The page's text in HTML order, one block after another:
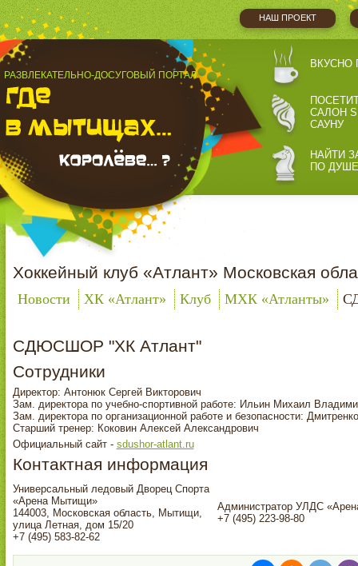
НАШ ПРОЕКТ
РАЗВЛЕКАТЕЛЬНО-ДОСУГОВЫЙ ПОРТАЛ
ВКУСНО
САЛОН
САУНУ
НАЙТИ
ПО ДУШЕ
Хоккейный клуб «Атлант» Московская
Новости ХК «Атлант» Клуб МХК «Атланты»
СДЮСШОР "ХК Атлант"
Сотрудники
Директор: Антонюк Сергей Викторович
Зам. директора по учебно-спортивной работе: Ильин Михаил
Зам. директора по организационной работе и безопасности:
Старший тренер: Коковин Алексей Александрович
Официальный сайт - sdushor-atlant.ru
Контактная информация
Универсальный ледовый Дворец Спорта
«Арена Мытищи»
144003, Московская область, Мытищи,
улица Летная, дом 15/20
+7 (495) 583-82-62
Администратор УЛДС
+7 (495) 223-98-80